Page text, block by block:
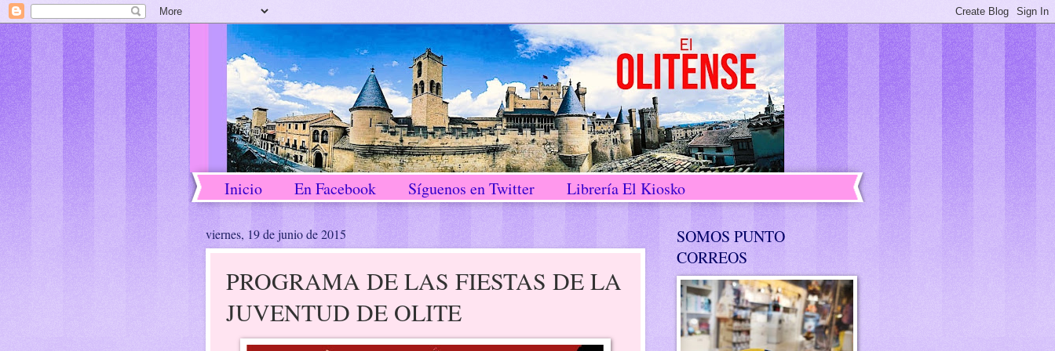
Inicio En Facebook Síguenos en Twitter Librería El Kiosko
viernes, 19 de junio de 2015
PROGRAMA DE LAS FIESTAS DE LA
JUVENTUD DE OLITE
SOMOS PUNTO
CORREOS